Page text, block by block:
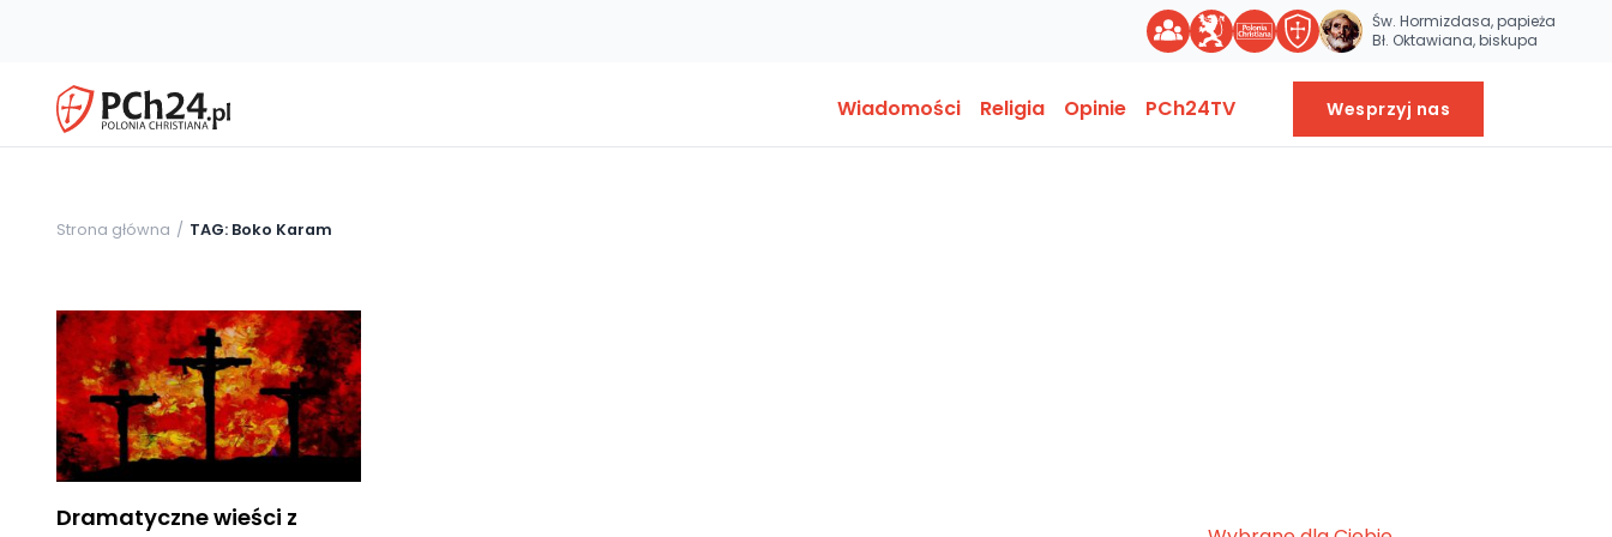
Św. Hormizdasa, papieża
Bł. Oktawiana, biskupa
Wiadomości Religia Opinie PCh24TV Wesprzyj nas
Strona główna TAG: Boko Karam
Dramatyczne wieści z